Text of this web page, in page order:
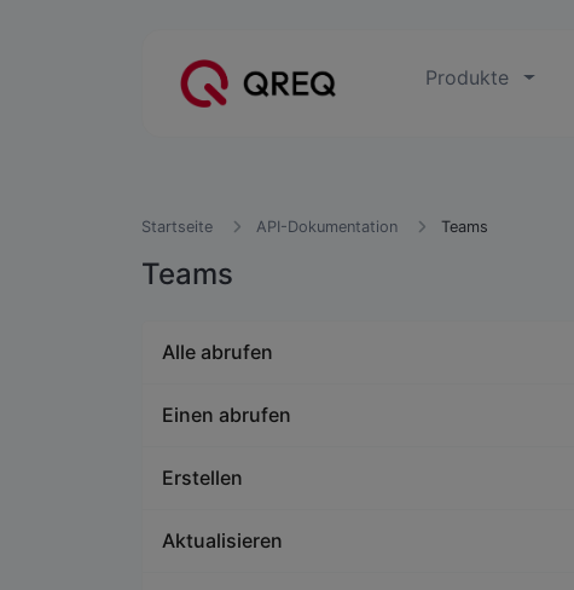
Produkte
Startseite API-Dokumentation Teams
Teams
Alle abrufen
Einen abrufen
Erstellen
Aktualisieren